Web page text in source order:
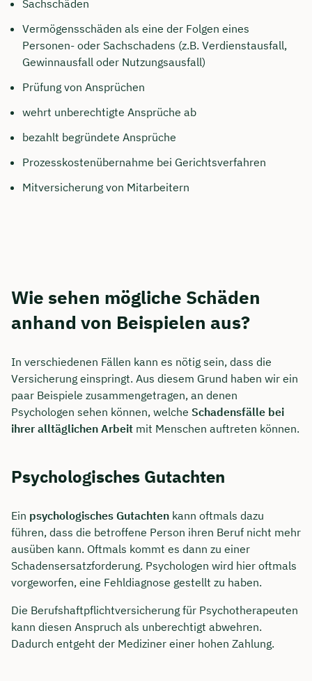
Sachschäden
Vermögensschäden als eine der Folgen eines
Personen- oder Sachschadens (z.B. Verdienstausfall,
Gewinnausfall oder Nutzungsausfall)
Prüfung von Ansprüchen
wehrt unberechtigte Ansprüche ab
bezahlt begründete Ansprüche
Prozesskostenübernahme bei Gerichtsverfahren
Mitversicherung von Mitarbeitern
Wie sehen mögliche Schäden
anhand von Beispielen aus?
In verschiedenen Fällen kann es nötig sein, dass die
Versicherung einspringt. Aus diesem Grund haben wir ein
paar Beispiele zusammengetragen, an denen
Psychologen sehen können, welche Schadensfälle bei
ihrer alltäglichen Arbeit mit Menschen auftreten können.
Psychologisches Gutachten
Ein psychologisches Gutachten kann oftmals dazu
führen, dass die betroffene Person ihren Beruf nicht mehr
ausüben kann. Oftmals kommt es dann zu einer
Schadensersatzforderung. Psychologen wird hier oftmals
vorgeworfen, eine Fehldiagnose gestellt zu haben.
Die Berufshaftpflichtversicherung für Psychotherapeuten
kann diesen Anspruch als unberechtigt abwehren.
Dadurch entgeht der Mediziner einer hohen Zahlung.